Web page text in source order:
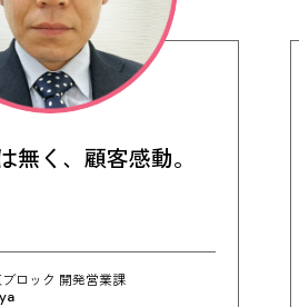
無く、顧客感動。
ロック 開発営業課